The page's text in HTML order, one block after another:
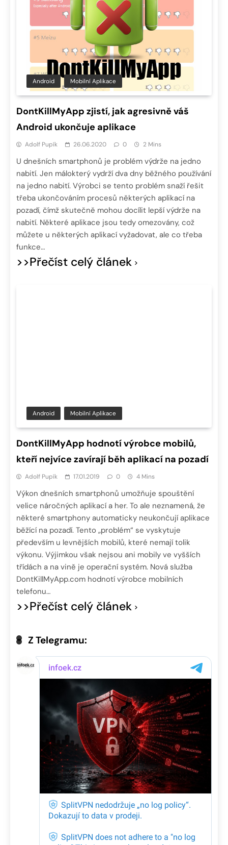
Android Mobilní Aplikace
DontKillMyApp zjistí, jak agresivně váš
Android ukončuje aplikace
Adolf Pupík 26.06.2020 0 2 Mins
U dnešních smartphonů je problém výdrže na jedno
nabití. Jen málokterý vydrží dva dny běžného používání
na jedno nabití. Výrobci se tento problém snaží řešit
třeba ukončováním procesů některých aplikací na
pozadí, čímž skutečně mohou docílit lepší výdrže na
nabití. Některé aplikace jsou tedy omezovány, což
můžete u některých aplikací vyžadovat, ale co třeba
funkce…
>>Přečíst celý článek
Android Mobilní Aplikace
DontKillMyApp hodnotí výrobce mobilů,
kteří nejvíce zavírají běh aplikací na pozadí
Adolf Pupík 17.01.2019 0 4 Mins
Výkon dnešních smartphonů umožňuje spouštění
velice náročných aplikací a her. To ale neznamená, že
některé smartphony automaticky neukončují aplikace
běžící na pozadí. Tento „problém“ se vyskytuje
především u levnějších mobilů, které nemají tolik
výkonu. Výjimkou však nejsou ani mobily ve vyšších
třídách a na vině je operační systém. Nová služba
DontKillMyApp.com hodnotí výrobce mobilních
telefonu…
>>Přečíst celý článek
Z Telegramu: